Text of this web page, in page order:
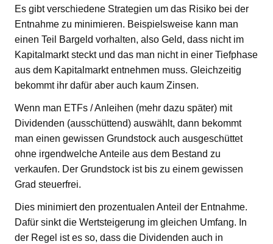
Es gibt verschiedene Strategien um das Risiko bei der
Entnahme zu minimieren. Beispielsweise kann man
einen Teil Bargeld vorhalten, also Geld, dass nicht im
Kapitalmarkt steckt und das man nicht in einer Tiefphase
aus dem Kapitalmarkt entnehmen muss. Gleichzeitig
bekommt ihr dafür aber auch kaum Zinsen.
Wenn man ETFs / Anleihen (mehr dazu später) mit
Dividenden (ausschüttend) auswählt, dann bekommt
man einen gewissen Grundstock auch ausgeschüttet
ohne irgendwelche Anteile aus dem Bestand zu
verkaufen. Der Grundstock ist bis zu einem gewissen
Grad steuerfrei.
Dies minimiert den prozentualen Anteil der Entnahme.
Dafür sinkt die Wertsteigerung im gleichen Umfang. In
der Regel ist es so, dass die Dividenden auch in